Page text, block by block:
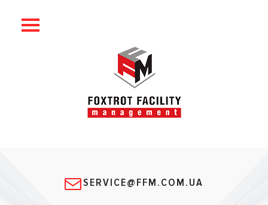
SERVICE@FFM.COM.UA